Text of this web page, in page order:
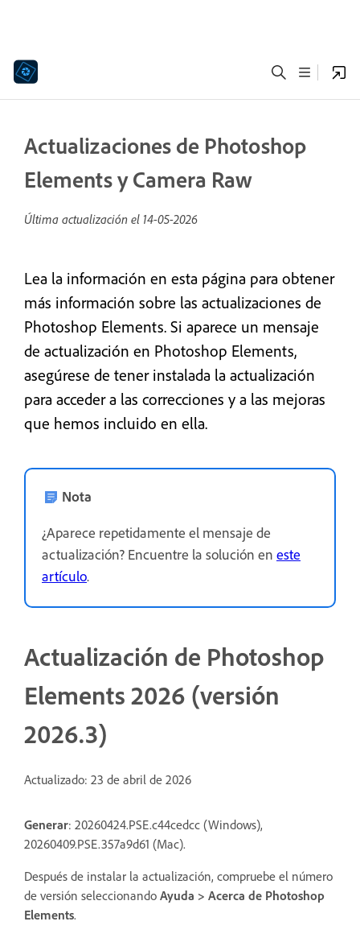
Actualizaciones de Photoshop
Elements y Camera Raw
Última actualización el 14-05-2026
Lea la información en esta página para obtener
más información sobre las actualizaciones de
Photoshop Elements. Si aparece un mensaje
de actualización en Photoshop Elements,
asegúrese de tener instalada la actualización
para acceder a las correcciones y a las mejoras
que hemos incluido en ella.
Nota
¿Aparece repetidamente el mensaje de
actualización? Encuentre la solución en este
artículo.
Actualización de Photoshop
Elements 2026 (versión
2026.3)
Actualizado: 23 de abril de 2026
Generar: 20260424.PSE.c44cedcc (Windows),
20260409.PSE.357a9d61 (Mac).
Después de instalar la actualización, compruebe el número
de versión seleccionando Ayuda > Acerca de Photoshop
Elements.